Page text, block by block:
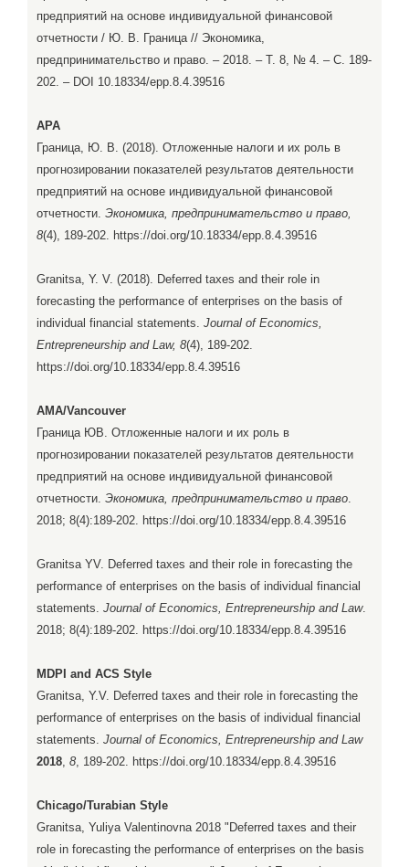
предприятий на основе индивидуальной финансовой
отчетности / Ю. В. Граница // Экономика,
предпринимательство и право. – 2018. – Т. 8, № 4. – С. 189-
202. – DOI 10.18334/epp.8.4.39516
APA
Граница, Ю. В. (2018). Отложенные налоги и их роль в
прогнозировании показателей результатов деятельности
предприятий на основе индивидуальной финансовой
отчетности. Экономика, предпринимательство и право,
8(4), 189-202. https://doi.org/10.18334/epp.8.4.39516
Granitsa, Y. V. (2018). Deferred taxes and their role in
forecasting the performance of enterprises on the basis of
individual financial statements. Journal of Economics,
Entrepreneurship and Law, 8(4), 189-202.
https://doi.org/10.18334/epp.8.4.39516
AMA/Vancouver
Граница ЮВ. Отложенные налоги и их роль в
прогнозировании показателей результатов деятельности
предприятий на основе индивидуальной финансовой
отчетности. Экономика, предпринимательство и право.
2018; 8(4):189-202. https://doi.org/10.18334/epp.8.4.39516
Granitsa YV. Deferred taxes and their role in forecasting the
performance of enterprises on the basis of individual financial
statements. Journal of Economics, Entrepreneurship and Law.
2018; 8(4):189-202. https://doi.org/10.18334/epp.8.4.39516
MDPI and ACS Style
Granitsa, Y.V. Deferred taxes and their role in forecasting the
performance of enterprises on the basis of individual financial
statements. Journal of Economics, Entrepreneurship and Law
2018, 8, 189-202. https://doi.org/10.18334/epp.8.4.39516
Chicago/Turabian Style
Granitsa, Yuliya Valentinovna 2018 "Deferred taxes and their
role in forecasting the performance of enterprises on the basis